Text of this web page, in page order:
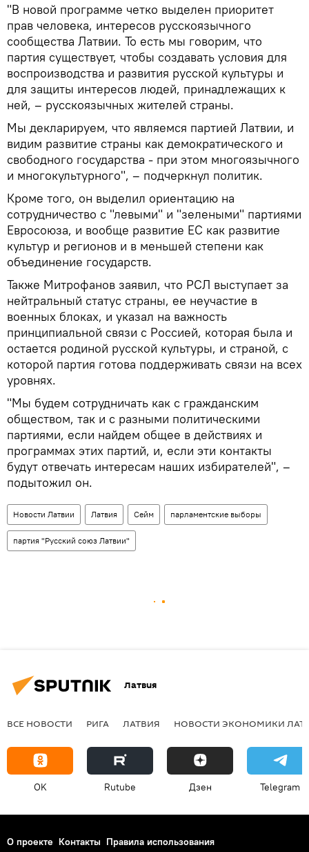
"В новой программе четко выделен приоритет
прав человека, интересов русскоязычного
сообщества Латвии. То есть мы говорим, что
партия существует, чтобы создавать условия для
воспроизводства и развития русской культуры и
для защиты интересов людей, принадлежащих к
ней, – русскоязычных жителей страны.
Мы декларируем, что являемся партией Латвии, и
видим развитие страны как демократического и
свободного государства - при этом многоязычного
и многокультурного", – подчеркнул политик.
Кроме того, он выделил ориентацию на
сотрудничество с "левыми" и "зелеными" партиями
Евросоюза, и вообще развитие ЕС как развитие
культур и регионов и в меньшей степени как
объединение государств.
Также Митрофанов заявил, что РСЛ выступает за
нейтральный статус страны, ее неучастие в
военных блоках, и указал на важность
принципиальной связи с Россией, которая была и
остается родиной русской культуры, и страной, с
которой партия готова поддерживать связи на всех
уровнях.
"Мы будем сотрудничать как с гражданским
обществом, так и с разными политическими
партиями, если найдем общее в действиях и
программах этих партий, и, если эти контакты
будут отвечать интересам наших избирателей", –
подытожил он.
Новости Латвии Латвия Сейм парламентские выборы
партия "Русский союз Латвии"
Латвия
ВСЕ НОВОСТИ РИГА ЛАТВИЯ НОВОСТИ ЭКОНОМИКИ
OK Rutube Дзен Telegram
О проекте Контакты Правила использования